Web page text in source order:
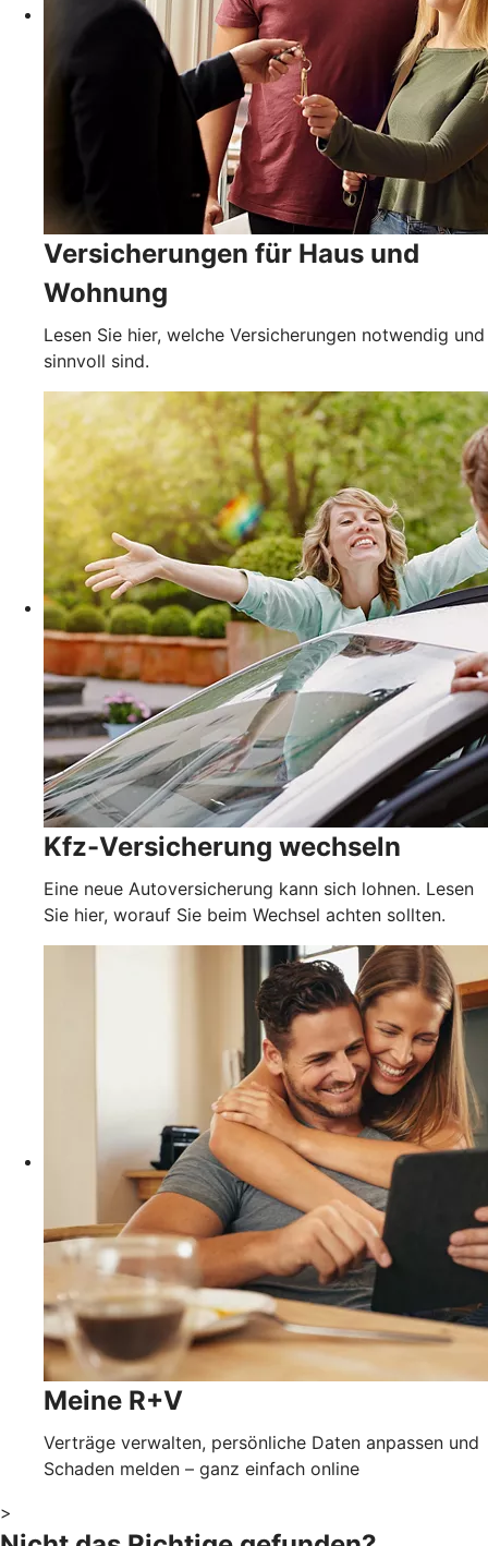
Versicherungen für Haus und
Wohnung
Lesen Sie hier, welche Versicherungen notwendig und
sinnvoll sind.
Kfz-Versicherung wechseln
Eine neue Autoversicherung kann sich lohnen. Lesen
Sie hier, worauf Sie beim Wechsel achten sollten.
Meine R+V
Verträge verwalten, persönliche Daten anpassen und
Schaden melden – ganz einfach online
>